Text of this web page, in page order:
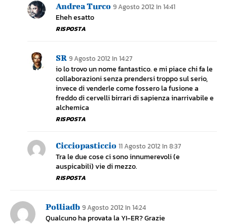
Andrea Turco 9 Agosto 2012 In 14:41
Eheh esatto
RISPOSTA
SR 9 Agosto 2012 In 14:27
io lo trovo un nome fantastico. e mi piace chi fa le
collaborazioni senza prendersi troppo sul serio,
invece di venderle come fossero la fusione a
freddo di cervelli birrari di sapienza inarrivabile e
alchemica
RISPOSTA
Cicciopasticcio 11 Agosto 2012 In 8:37
Tra le due cose ci sono innumerevoli (e
auspicabili) vie di mezzo.
RISPOSTA
Polliadb 9 Agosto 2012 In 14:24
Qualcuno ha provata la YI-ER? Grazie